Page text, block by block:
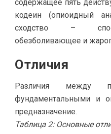
содержащее пять
кодеин (опиоидный
сходство –
обезболивающее и
Отличия
Различия между
фундаментальными и
предназначение.
Таблица 2: Основные